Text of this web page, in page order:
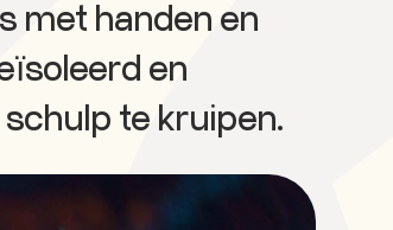
met handen en
en
te kruipen.